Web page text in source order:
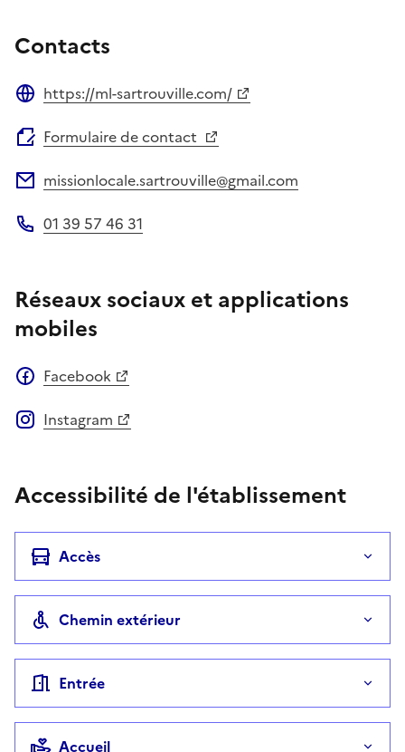
Contacts
https://ml-sartrouville.com/
Formulaire de contact
missionlocale.sartrouville@gmail.com
01 39 57 46 31
Réseaux sociaux et applications
mobiles
Facebook
Instagram
Accessibilité de l'établissement
Accès
Chemin extérieur
Entrée
Accueil